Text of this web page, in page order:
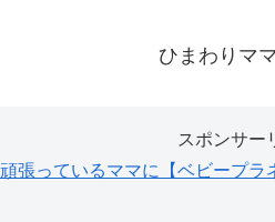
ひまわりマ
スポンサー
頑張っているママに【ベビープラ